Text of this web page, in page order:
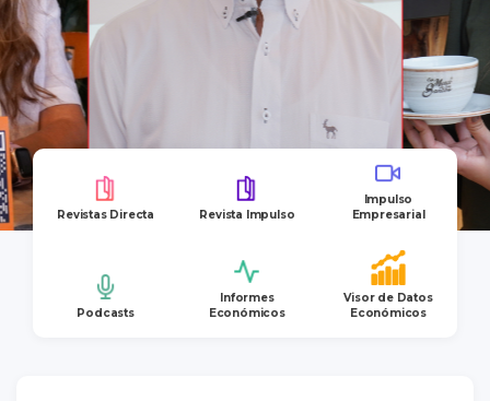
Revistas Directa Revista Impulso
Impulso
Empresarial
Podcasts
Informes
Económicos
Visor de Datos
Económicos